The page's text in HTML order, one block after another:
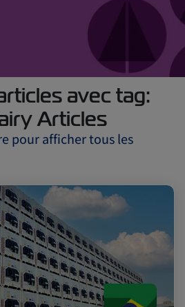
avec tag:
Articles
pour afficher tous les
Video